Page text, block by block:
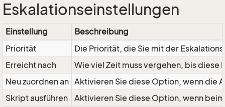
Eskalationseinstellungen
Einstellung
Beschreibung
Priorität
Die Priorität, die Sie mit der
Erreicht nach
Wie viel Zeit muss vergehen, bis
Neu zuordnen an Aktivieren Sie diese Option, wenn die
Skript ausführen
Aktivieren Sie diese Option, wenn